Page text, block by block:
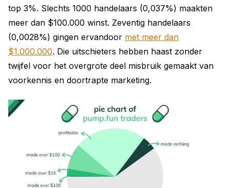
top 3%. Slechts 1000 handelaars (0,037%) maakten
meer dan $100.000 winst. Zeventig handelaars
(0,0028%) gingen ervandoor met meer dan
$1.000.000. Die uitschieters hebben haast zonder
twijfel voor het overgrote deel misbruik gemaakt van
voorkennis en doortrapte marketing.